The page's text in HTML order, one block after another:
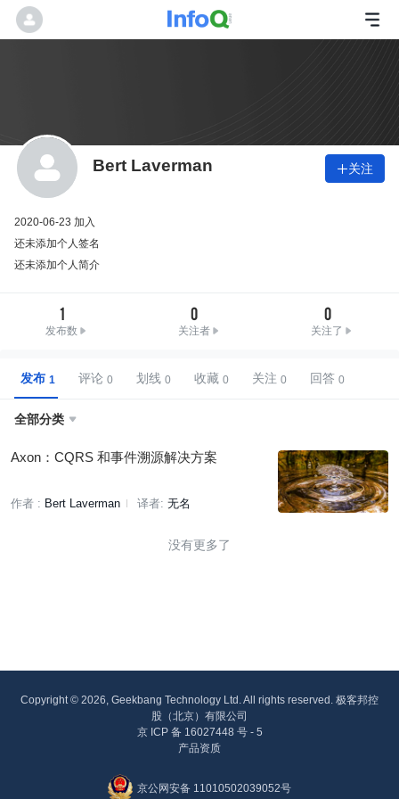
Bert Laverman 关注
2020-06-23 加入
还未添加个人签名
还未添加个人简介
1
发布数
0
关注者
0
关注了
发布 评论 划线 收藏 关注 回答
全部分类 
Axon：CQRS 和事件溯源解决方案
作者 : Bert Laverman 译者: 无名
没有更多了
Copyright © 2026, Geekbang Technology Ltd. All rights reserved. 极客邦控
股（北京）有限公司
京 ICP 备 16027448 号 - 5
产品资质
京公网安备 11010502039052号